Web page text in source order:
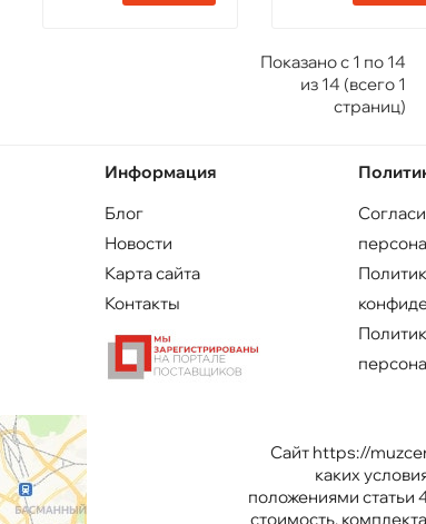
Показано с 1 по 14
из 14 (всего 1
страниц)
Информация
Блог
Новости
Карта сайта
Контакты
Сайт https://
каких
положениями статьи
стоимость,